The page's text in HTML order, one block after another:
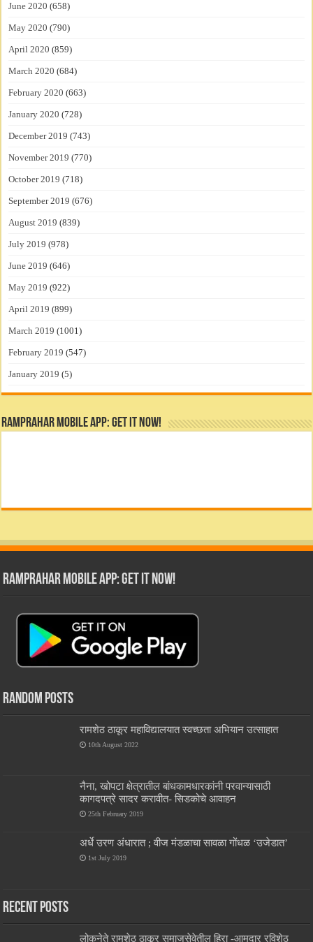
June 2020 (658)
May 2020 (790)
April 2020 (859)
March 2020 (684)
February 2020 (663)
January 2020 (728)
December 2019 (743)
November 2019 (770)
October 2019 (718)
September 2019 (676)
August 2019 (839)
July 2019 (978)
June 2019 (646)
May 2019 (922)
April 2019 (899)
March 2019 (1001)
February 2019 (547)
January 2019 (5)
RamPrahar Mobile App: Get it Now!
RamPrahar Mobile App: Get it Now!
Random Posts
रामशेठ ठाकूर महाविद्यालयात स्वच्छता अभियान उत्साहात
10th August 2022
नैना, खोपटा क्षेत्रातील बांधकामधारकांनी परवान्यासाठी
कागदपत्रे सादर करावीत- सिडकोचे आवाहन
25th February 2019
अर्धे उरण अंधारात ; वीज मंडळाचा सावळा गोंधळ ‘उजेडात’
1st July 2019
Recent Posts
लोकनेते रामशेठ ठाकूर समाजसेवेतील हिरा -आमदार रविशेठ